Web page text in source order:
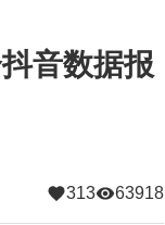
音数据报
313 63918